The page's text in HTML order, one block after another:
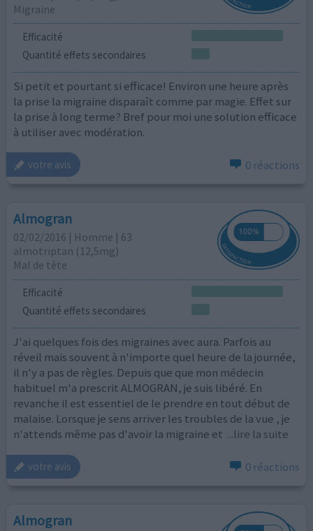
Migraine
Efficacité
Quantité effets secondaires
Si petit et pourtant si efficace! Environ une heure après
la prise la migraine disparaît comme par magie. Effet sur
la prise à long terme? Bref pour moi une solution efficace
à utiliser avec modération.
votre avis 0 réactions
Almogran
02/02/2016 | Homme | 63
almotriptan (12,5mg)
Mal de tête
Efficacité
Quantité effets secondaires
J'ai quelques fois des migraines avec aura. Parfois au
réveil mais souvent à n'importe quel heure de la journée,
il n'y a pas de règles. Depuis que que mon médecin
habituel m'a prescrit ALMOGRAN, je suis libéré. En
revanche il est essentiel de le prendre en tout début de
malaise. Lorsque je sens arriver les troubles de la vue , je
n'attends même pas d'avoir la migraine et ...lire la suite
votre avis 0 réactions
Almogran